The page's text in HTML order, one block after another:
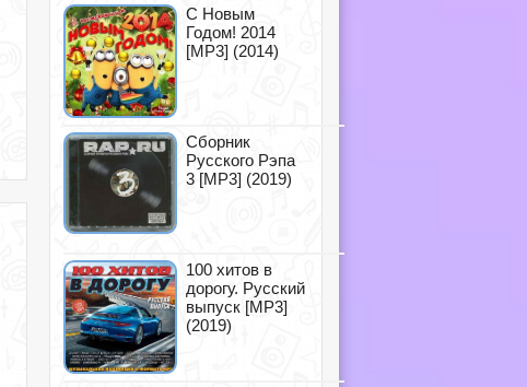
С Новым
Годом! 2014
[MP3] (2014)
Сборник
Русского Рэпа
3 [MP3] (2019)
100 хитов в
дорогу. Русский
выпуск [MP3]
(2019)